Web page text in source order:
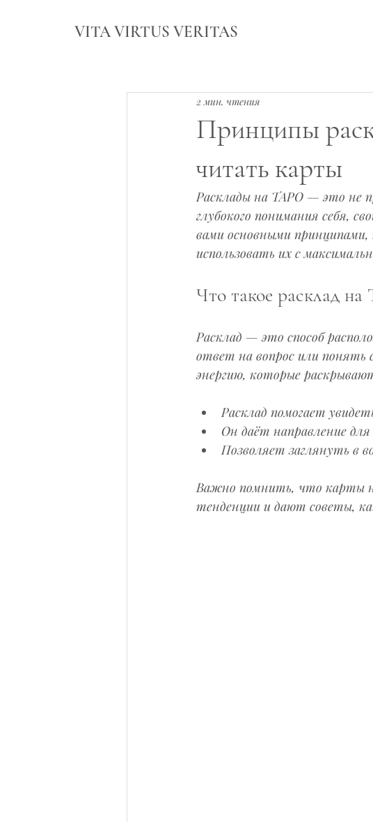
VITA VIRTUS VERITAS
Принципы
читать карты
2 мин. чтения
Расклады на ТАРО — это не
глубокого понимания себя,
вами основными
использовать их с
Что такое расклад
Расклад — это способ
ответ на вопрос или понять
энергию, которые
Расклад помогает
Он даёт направление для
Позволяет заглянуть в
Важно помнить, что карты
тенденции и дают советы,